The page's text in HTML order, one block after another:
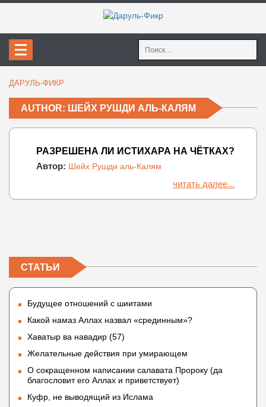
Найти:
ДАРУЛЬ-ФИКР
AUTHOR: ШЕЙХ РУШДИ АЛЬ-КАЛЯМ
РАЗРЕШЕНА ЛИ ИСТИХАРА НА ЧЁТКАХ?
Автор: Шейх Рушди аль-Калям
читать далее...
СТАТЬИ
Будущее отношений с шиитами
Какой намаз Аллах назвал «срединным»?
Хаватыр ва навадир (57)
Желательные действия при умирающем
О сокращенном написании салавата Пророку (да
благословит его Аллах и приветствует)
Куфр, не выводящий из Ислама